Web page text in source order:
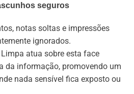
seguros
notas soltas e impressões
ignorados.
atua sobre esta face
da informação, promovendo um
nada sensível fica exposto ou